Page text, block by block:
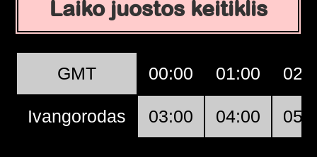
Laiko juostos keitiklis
GMT 00:00 01:00
Ivangorodas 03:00 04:00